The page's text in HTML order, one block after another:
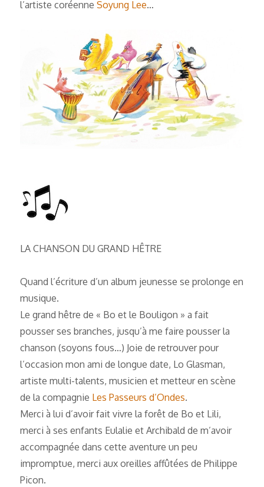
l’artiste coréenneSoyung Lee…
LA CHANSON DU GRAND HÊTRE
Quand l’écriture d’un album jeunesse se prolonge en
musique.
Le grand hêtre de « Bo et le Bouligon » a fait
pousser ses branches, jusqu’à me faire pousser la
chanson (soyons fous…) Joie de retrouver pour
l’occasion mon ami de longue date, Lo Glasman,
artiste multi-talents, musicien et metteur en scène
de la compagnie Les Passeurs d’Ondes.
Merci à lui d’avoir fait vivre la forêt de Bo et Lili,
merci à ses enfants Eulalie et Archibald de m’avoir
accompagnée dans cette aventure un peu
impromptue, merci aux oreilles affûtées de Philippe
Picon.